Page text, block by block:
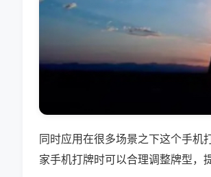
同时应用在很多场景之下这个手机
家手机打牌时可以合理调整牌型，